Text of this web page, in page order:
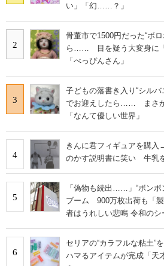
い」「幻……？」
2
骨董市で1500円だった“ボ
ら…… 目を疑う大変身に「
「べっぴんさん」
3
子どもの落書き入り“シル
でお迎えしたら…… まさか
「なんて優しい世界」
4
きんに君フィギュアを購
のかす説明書に笑い 牛乳
5
「偽物も続出……」“ボンボ
ブーム 900万枚出荷も「
者はうれしい悲
6
セリアの“カラフルな粘土
ハマるアイテムが完成「天